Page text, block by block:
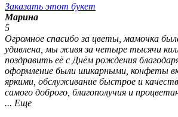
Заказать этот букет
Марина
5
Огромное спасибо за цветы, мамочка
удивлена, мы живя за четыре тысячи
поздравить её с Днём рождения
оформление были шикарными, конфеты
яркими, обслуживание быстрое и
самого доброго, благополучия и
... Еще